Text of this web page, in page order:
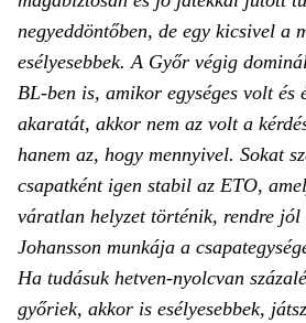
negyeddöntőben, de egy kicsivel a
esélyesebbek. A Győr végig
BL-ben is, amikor egységes volt és
akaratát, akkor nem az volt a
hanem az, hogy mennyivel. Sokat
csapatként igen stabil az ETO,
váratlan helyzet történik, rendre
Johansson munkája a
Ha tudásuk hetven-nyolcvan
győriek, akkor is esélyesebbek,